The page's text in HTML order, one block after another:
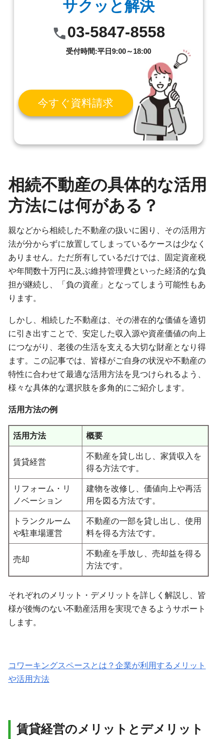
サクッと解決
03-5847-8558
受付時間:平日9:00～18:00
今すぐ資料請求
相続不動産の具体的な活用
方法には何がある？
親などから相続した不動産の扱いに困り、その活用方
法が分からずに放置してしまっているケースは少なく
ありません。ただ所有しているだけでは、固定資産税
や年間数十万円に及ぶ維持管理費といった経済的な負
担が継続し、「負の資産」となってしまう可能性もあ
ります。
しかし、相続した不動産は、その潜在的な価値を適切
に引き出すことで、安定した収入源や資産価値の向上
につながり、老後の生活を支える大切な財産となり得
ます。この記事では、皆様がご自身の状況や不動産の
特性に合わせて最適な活用方法を見つけられるよう、
様々な具体的な選択肢を多角的にご紹介します。
活用方法の例
活用方法 概要
賃貸経営
不動産を貸し出し、家賃収入を
得る方法です。
リフォーム・リ
ノベーション
建物を改修し、価値向上や再活
用を図る方法です。
トランクルーム
や駐車場運営
不動産の一部を貸し出し、使用
料を得る方法です。
売却
不動産を手放し、売却益を得る
方法です。
それぞれのメリット・デメリットを詳しく解説し、皆
様が後悔のない不動産活用を実現できるようサポート
します。
コワーキングスペースとは？企業が利用するメリット
や活用方法
賃貸経営のメリットとデメリット